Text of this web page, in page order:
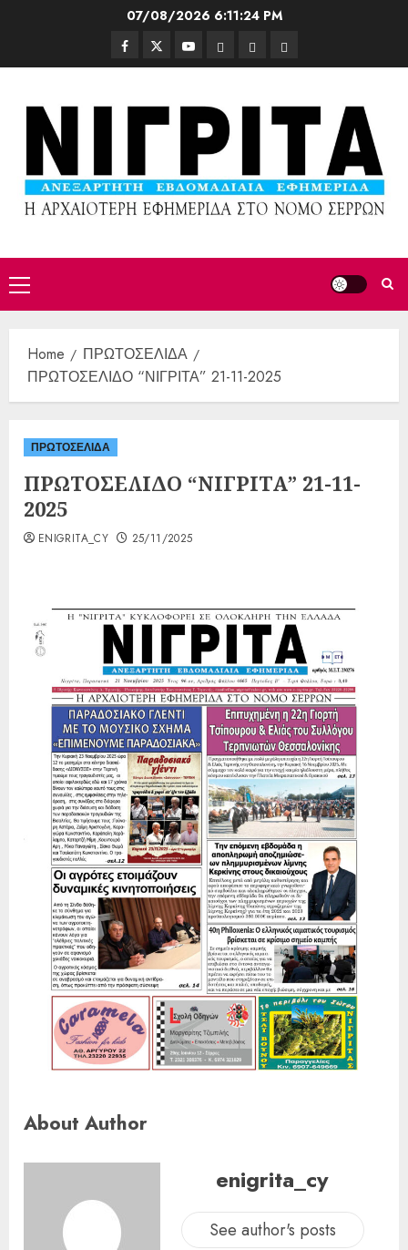
07/08/2026 6:11:26 PM
Home
ΠΡΩΤΟΣΕΛΙΔΑ
ΠΡΩΤΟΣΕΛΙΔΟ “ΝΙΓΡΙΤΑ” 21-11-2025
ΠΡΩΤΟΣΕΛΙΔΑ
ΠΡΩΤΟΣΕΛΙΔΟ “ΝΙΓΡΙΤΑ” 21-11-
2025
ENIGRITA_CY 25/11/2025
About Author
enigrita_cy
See author's posts